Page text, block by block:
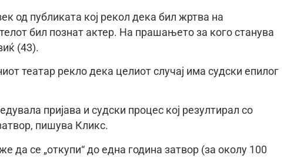
од публиката кој рекол дека бил жртва на
бил познат актер. На прашањето за кого станува
(43).
театар рекло дека целиот случај има судски епилог
пријава и судски процес кој резултирал со
пишува Кликс.
да се „откупи“ до една година затвор (за околу 100